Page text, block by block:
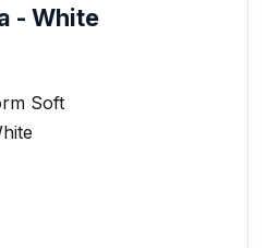
- White